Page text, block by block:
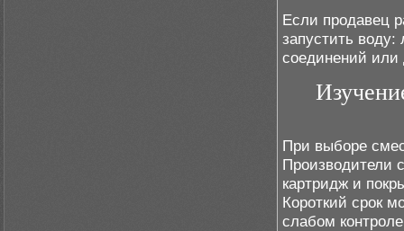
Если продавец
запустить
соединений или
При выборе
Производители
картридж и
Короткий срок
слабом